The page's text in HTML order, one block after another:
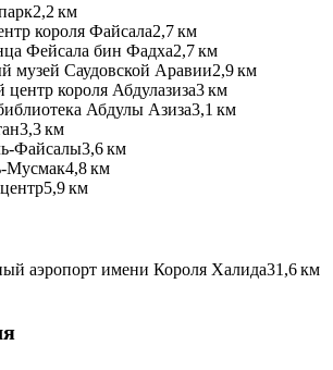
2,2 км
короля Файсала2,7 км
Фейсала бин Фадха2,7 км
музей Саудовской Аравии2,9 км
центр короля Абдулазиза3 км
Абдулы Азиза3,1 км
3,3 км
Файсалы3,6 км
Мусмак4,8 км
5,9 км
аэропорт имени Короля Халида31,6 км